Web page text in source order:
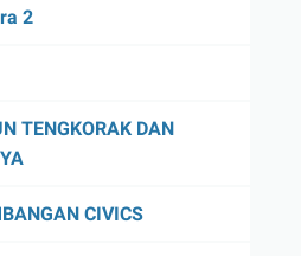
2
TENGKORAK DAN
CIVICS